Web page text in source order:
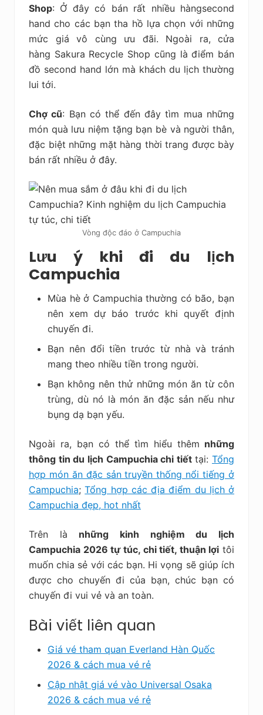
Shop: Ở đây có bán rất nhiều hàngsecond
hand cho các bạn tha hồ lựa chọn với những
mức giá vô cùng ưu đãi. Ngoài ra, cửa
hàng Sakura Recycle Shop cũng là điểm bán
đồ second hand lớn mà khách du lịch thường
lui tới.
Chợ cũ: Bạn có thể đến đây tìm mua những
món quà lưu niệm tặng bạn bè và người thân,
đặc biệt những mặt hàng thời trang được bày
bán rất nhiều ở đây.
Vòng độc đáo ở Campuchia
Lưu ý khi đi du lịch
Campuchia
Mùa hè ở Campuchia thường có bão, bạn
nên xem dự báo trước khi quyết định
chuyến đi.
Bạn nên đổi tiền trước từ nhà và tránh
mang theo nhiều tiền trong người.
Bạn không nên thử những món ăn từ côn
trùng, dù nó là món ăn đặc sản nếu như
bụng dạ bạn yếu.
Ngoài ra, bạn có thể tìm hiểu thêm những
thông tin du lịch Campuchia chi tiếttại: Tổng
hợp món ăn đặc sản truyền thống nổi tiếng ở
Campuchia;Tổng hợp các địa điểm du lịch ở
Campuchia đẹp, hot nhất
Trên là những kinh nghiệm du lịch
Campuchia 2026 tự túc, chi tiết, thuận lợi tôi
muốn chia sẻ với các bạn. Hi vọng sẽ giúp ích
được cho chuyến đi của bạn, chúc bạn có
chuyến đi vui vẻ và an toàn.
Bài viết liên quan
Giá vé tham quan Everland Hàn Quốc
2026 & cách mua vé rẻ
Cập nhật giá vé vào Universal Osaka
2026 & cách mua vé rẻ